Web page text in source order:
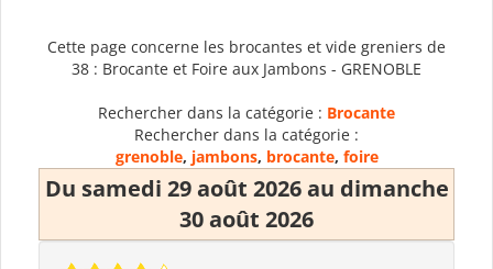
Cette page concerne les brocantes et vide greniers de
38 : Brocante et Foire aux Jambons - GRENOBLE
Rechercher dans la catégorie : Brocante
Rechercher dans la catégorie :
grenoble, jambons, brocante, foire
Du samedi 29 août 2026 au dimanche
30 août 2026